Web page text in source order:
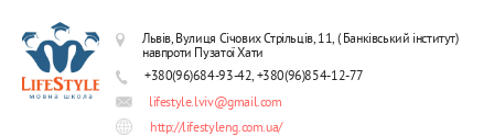
Львів, Вулиця Січових Стрільців, 11, ( Банківський інститут)
навпроти Пузатої Хати
+380(96)684-93-42, +380(96)854-12-77
lifestyle.lviv@gmail.com
http://lifestyleng.com.ua/